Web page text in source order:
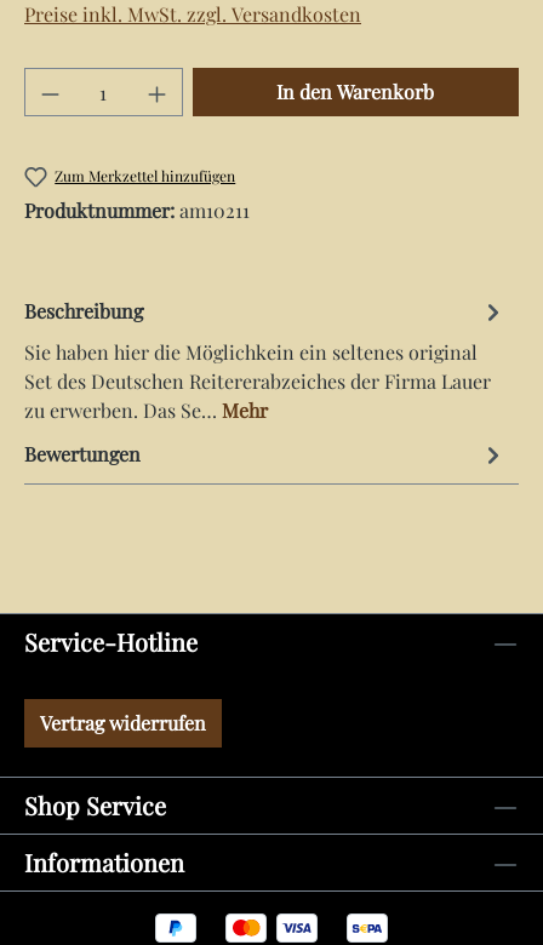
Preise inkl. MwSt. zzgl. Versandkosten
Produkt Anzahl: Gib den gewünschten
In den Warenkorb
Zum Merkzettel hinzufügen
Produktnummer:am10211
Beschreibung
Sie haben hier die Möglichkein ein seltenes original
Set des Deutschen Reitererabzeiches der Firma Lauer
zu erwerben. Das Se… Mehr
Bewertungen
Service-Hotline
Vertrag widerrufen
Shop Service
Informationen